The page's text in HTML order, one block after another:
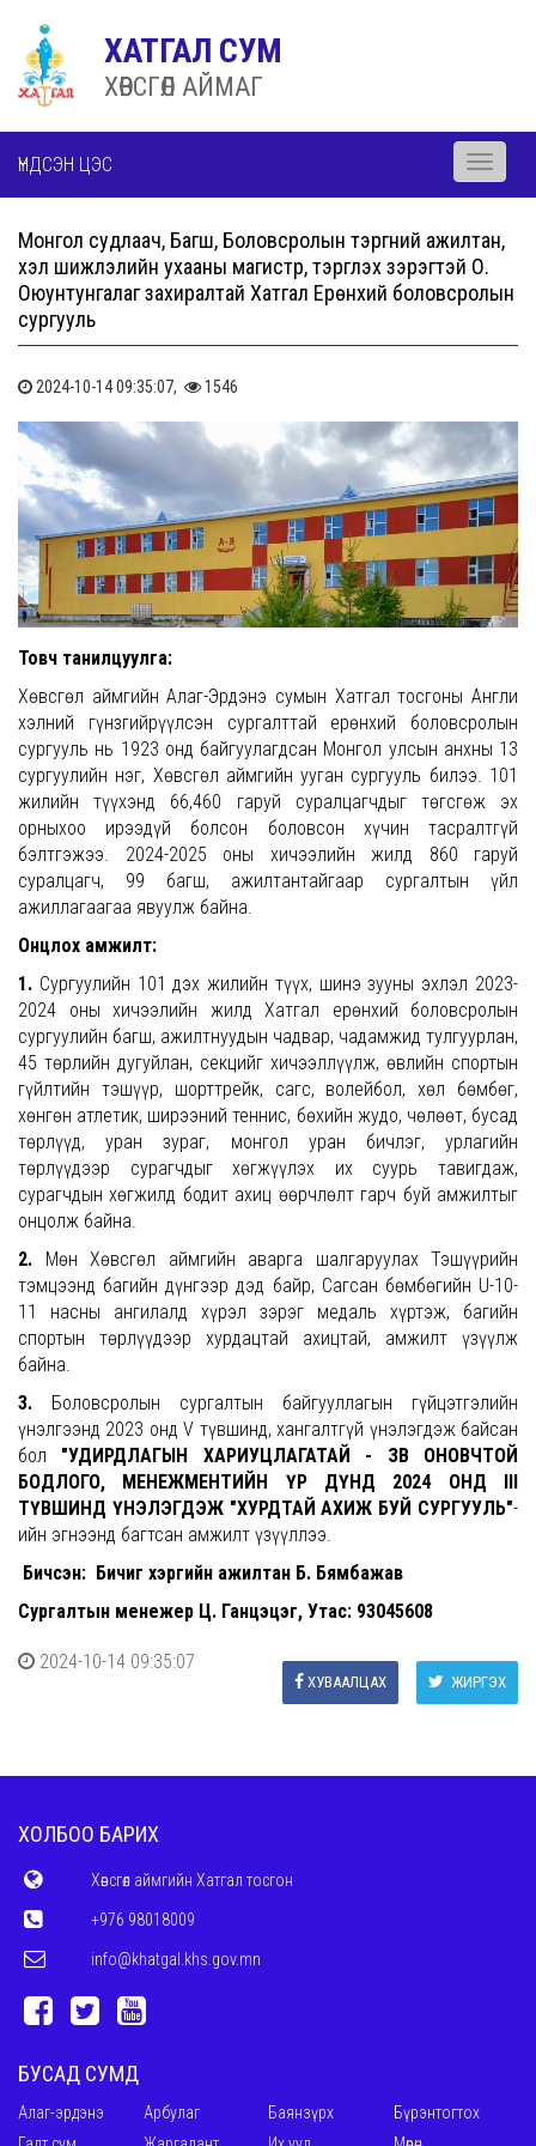
ХАТГАЛ СУМ
ХӨВСГӨЛ АЙМАГ
ҮНДСЭН ЦЭС
Toggle
Монгол судлаач, Багш, Боловсролын тэргүүний ажилтан,
хэл шижлэлийн ухааны магистр, тэргүүлэх зэрэгтэй О.
Оюунтунгалаг захиралтай Хатгал Ерөнхий боловсролын
сургууль
2024-10-14 09:35:07, 1546
Товч танилцуулга:
Хөвсгөл аймгийн Алаг-Эрдэнэ сумын Хатгал тосгоны Англи
хэлний гүнзгийрүүлсэн сургалттай ерөнхий боловсролын
сургууль нь 1923 онд байгуулагдсан Монгол улсын анхны 13
сургуулийн нэг, Хөвсгөл аймгийн ууган сургууль билээ. 101
жилийн түүхэнд 66,460 гаруй суралцагчдыг төгсгөж эх
орныхоо ирээдүй болсон боловсон хүчин тасралтгүй
бэлтгэжээ. 2024-2025 оны хичээлийн жилд 860 гаруй
суралцагч, 99 багш, ажилтантайгаар сургалтын үйл
ажиллагаагаа явуулж байна.
Онцлох амжилт:
1. Сургуулийн 101 дэх жилийн түүх, шинэ зууны эхлэл 2023-
2024 оны хичээлийн жилд Хатгал ерөнхий боловсролын
сургуулийн багш, ажилтнуудын чадвар, чадамжид тулгуурлан,
45 төрлийн дугуйлан, секцийг хичээллүүлж, өвлийн спортын
гүйлтийн тэшүүр, шорттрейк, сагс, волейбол, хөл бөмбөг,
хөнгөн атлетик, ширээний теннис, бөхийн жудо, чөлөөт, бусад
төрлүүд, уран зураг, монгол уран бичлэг, урлагийн
төрлүүдээр сурагчдыг хөгжүүлэх их суурь тавигдаж,
сурагчдын хөгжилд бодит ахиц өөрчлөлт гарч буй амжилтыг
онцолж байна.
2. Мөн Хөвсгөл аймгийн аварга шалгаруулах Тэшүүрийн
тэмцээнд багийн дүнгээр дэд байр, Сагсан бөмбөгийн U-10-
11 насны ангилалд хүрэл зэрэг медаль хүртэж, багийн
спортын төрлүүдээр хурдацтай ахицтай, амжилт үзүүлж
байна.
3. Боловсролын сургалтын байгууллагын гүйцэтгэлийн
үнэлгээнд 2023 онд V түвшинд, хангалтгүй үнэлэгдэж байсан
бол "УДИРДЛАГЫН ХАРИУЦЛАГАТАЙ - ЗӨВ ОНОВЧТОЙ
БОДЛОГО, МЕНЕЖМЕНТИЙН ҮР ДҮНД 2024 ОНД III
ТҮВШИНД ҮНЭЛЭГДЭЖ "ХУРДТАЙ АХИЖ БУЙ СУРГУУЛЬ"-
ийн эгнээнд багтсан амжилт үзүүллээ.
Бичсэн: Бичиг хэргийн ажилтан Б. Бямбажав
Сургалтын менежер Ц. Ганцэцэг, Утас: 93045608
2024-10-14 09:35:07
ЖИРГЭХ
ХУВААЛЦАХ
ХОЛБОО БАРИХ
Хөвсгөл аймгийн Хатгал тосгон
+976 98018009
info@khatgal.khs.gov.mn
БУСАД СУМД
Алаг-эрдэнэ Арбулаг Баянзүрх
Бүрэнтогтох